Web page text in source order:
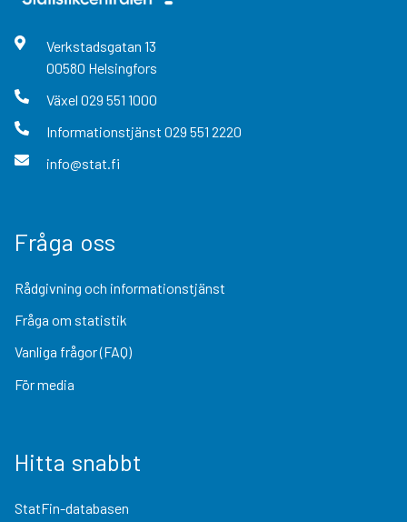
Verkstadsgatan 13
00580 Helsingfors
Växel 029 551 1000
Informationstjänst 029 551 2220
info@stat.fi
Fråga oss
Rådgivning och informationstjänst
Fråga om statistik
Vanliga frågor (FAQ)
För media
Hitta snabbt
StatFin-databasen